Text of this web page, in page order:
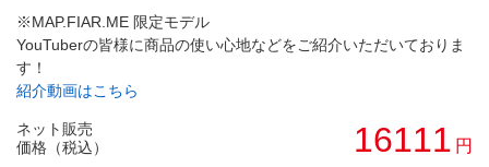
※MAP.FIAR.ME 限定モデル
YouTuberの皆様に商品の使い心地などをご紹介いただいておりま
す！
紹介動画はこちら
ネット販売
価格（税込）
16111 円